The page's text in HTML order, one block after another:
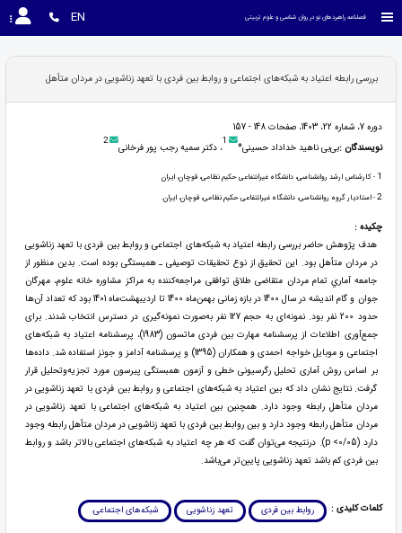
فصلنامه راهبردهای نو در روان شناسی و علوم تربیتی EN
بررسی رابطه اعتیاد به شبکه‌های اجتماعی و روابط بین فردی با تعهد زناشویی در مردان متأهل
دوره 7، شماره 22، 1403، صفحات 148 - 157
نویسندگان :بی‌بی ناهید خداداد حسینی* 1، دکتر سمیه رجب پور فرخانی 2
1 - کارشناس ارشد روانشناسی، دانشگاه غیرانتفاعی حکیم نظامی، قوچان، ایران
2- استادیار گروه روانشناسی، دانشگاه غیرانتفاعی حکیم نظامی، قوچان، ایران.
چکیده :
هدف پژوهش حاضر بررسی رابطه اعتیاد به شبکه‌های اجتماعی و روابط بین فردی با تعهد زناشویی
در مردان متأهل بود. این تحقیق از نوع تحقیقات توصیفی ـ همبستگی بوده است. بدین منظور از
جامعه آماري تمام مردان متقاضی طلاق توافقی مراجعه‌کننده به مراکز مشاوره خانه علوم، مهرگان
جوان و گام اندیشه در سال 1400 در بازه زمانی بهمن‌ماه 1400 تا اردیبهشت‌ماه 1401 بود که تعداد آن‌ها
حدود 200 نفر بود. نمونه‌ای به حجم 127 نفر به‌صورت نمونه‌گیری در دسترس انتخاب شدند. برای
جمع‌آوری اطلاعات از پرسشنامه مهارت بین فردی ماتسون (1983)، پرسشنامه اعتیاد به شبکه‌های
اجتماعی و موبایل خواجه احمدی و همکاران (1395) و پرسشنامه آدامز و جونز استفاده شد. داده‌ها
بر اساس روش آماری تحلیل رگرسیونی خطی و آزمون همبستگی پیرسون مورد تجزیه‌وتحلیل قرار
گرفت. نتایج نشان داد که بین اعتیاد به شبکه‌های اجتماعی و روابط بین فردی با تعهد زناشویی در
مردان متأهل رابطه وجود دارد. همچنین بین اعتیاد به شبکه‌های اجتماعی با تعهد زناشویی در
مردان متأهل رابطه وجود دارد و بین روابط بین فردی با تعهد زناشویی در مردان متأهل رابطه وجود
دارد (0/05> p). درنتیجه می‌توان گفت که هر چه اعتیاد به شبکه‌های اجتماعی بالاتر باشد و روابط
بین فردی کم باشد تعهد زناشویی پایین‌تر می‌باشد.
کلمات کلیدی : روابط بین فردی تعهد زناشویی شبکه‌های اجتماعی.